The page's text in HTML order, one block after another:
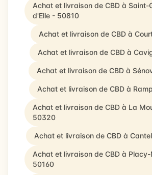
Achat et livraison de CBD à Saint-
d'Elle - 50810
Achat et livraison de CBD à
Achat et livraison de CBD à
Achat et livraison de CBD à
Achat et livraison de CBD à
Achat et livraison de CBD à La
50320
Achat et livraison de CBD à
Achat et livraison de CBD à
50160